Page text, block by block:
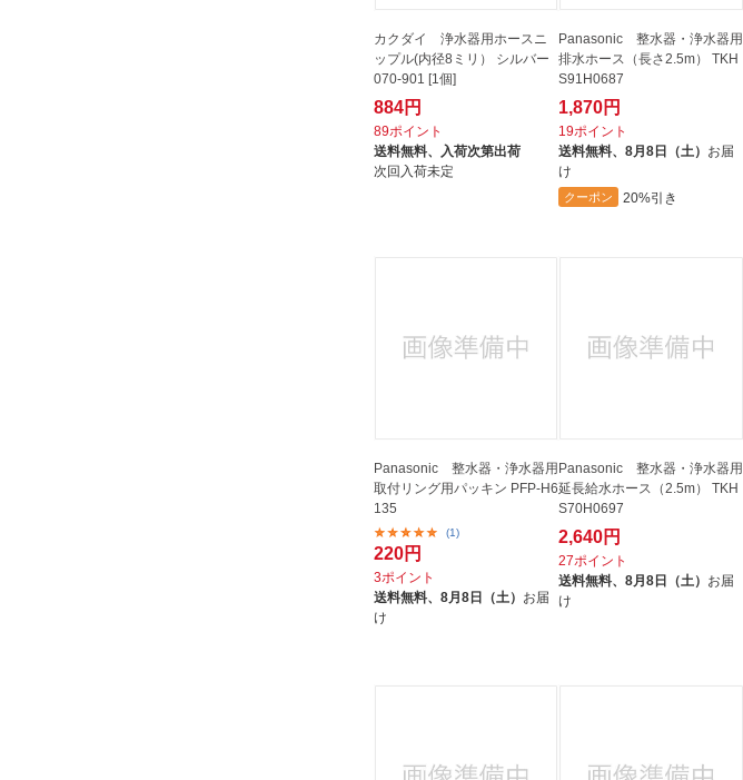
カクダイ 浄水器用ホースニ
ップル(内径8ミリ） シルバー
070-901 [1個]
884円
89ポイント
送料無料、 入荷次第出荷
次回入荷未定
Panasonic 整水器・浄水器用
排水ホース（長さ2.5m） TKH
S91H0687
1,870円
19ポイント
送料無料、8月8日（土） お届
け
クーポン 20%引き
Panasonic 整水器・浄水器用
取付リング用パッキン PFP-H6
135
(1)
220円
3ポイント
送料無料、 8月8日（土） お届
け
Panasonic 整水器・浄水器用
延長給水ホース（2.5m） TKH
S70H0697
2,640円
27ポイント
送料無料、8月8日（土） お届
け